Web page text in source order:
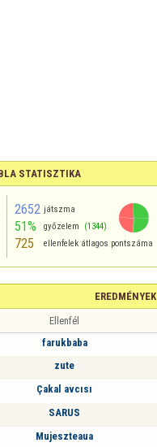
STATISZTIKA
2652 játszma
51% győzelem (1344)
725 ellenfelek átlagos pontszáma
EREDMÉNYEK
Ellenfél
farukbaba
zute
Çakal avcısı
SARUS
Mujeszteaua